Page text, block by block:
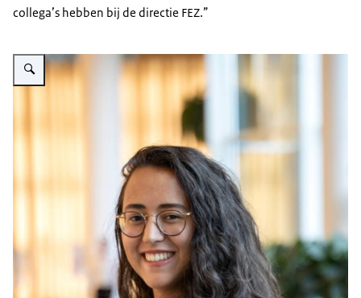
collega’s hebben bij de directie FEZ.”
Vergroot afbeelding Nadia Stegers is een jonge vrouw met lang